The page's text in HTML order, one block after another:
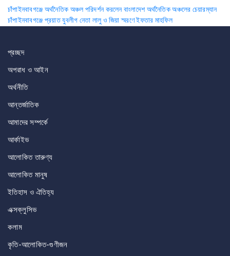
Post
navigation
চাঁপাইনবাবগঞ্জে অর্থনৈতিক অঞ্চল পরিদর্শন করলেন বাংলাদেশ অর্থনৈতিক অঞ্চলের চেয়ারম্যান
চাঁপাইনবাবগঞ্জে প্রয়াত যুবলীগ নেতা লালু ও জিয়া স্মরণে ইফতার মাহফিল
প্রচ্ছদ
অপরাধ ও আইন
অর্থনীতি
আন্তর্জাতিক
আমাদের সম্পর্কে
আর্কাইভ
আলোকিত তারুণ্য
আলোকিত মানুষ
ইতিহাস ও ঐতিহ্য
এক্সক্লুসিভ
কলাম
কৃতি-আলোকিত-গুণীজন